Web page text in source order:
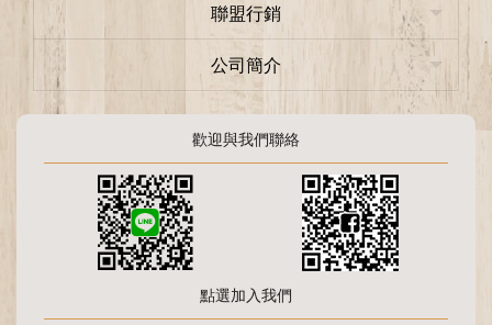
聯盟行銷
公司簡介
歡迎與我們聯絡
點選加入我們